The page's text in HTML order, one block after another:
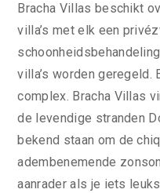
Bracha Villas beschikt
villa’s met elk een
villa’s worden geregeld.
complex. Bracha Villas
de levendige stranden
bekend staan om de
adembenemende
aanrader als je iets